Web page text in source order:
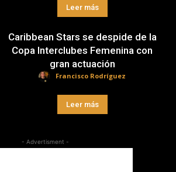
Leer más
Caribbean Stars se despide de la
Copa Interclubes Femenina con
gran actuación
Francisco Rodríguez
Leer más
- Advertisment -